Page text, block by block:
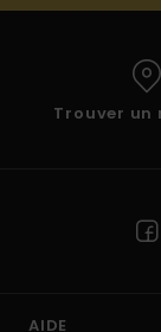
Trouver un
AIDE